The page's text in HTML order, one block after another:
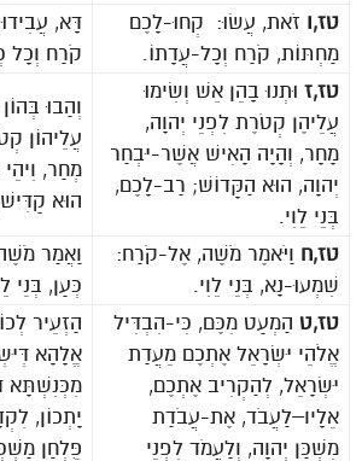
טז,ו זֹאת, עֲשׂוּ: קְחוּ-לָכֶם
מַחְתּוֹת, קֹרַח וְכָל-עֲדָתוֹ.
דָּא,
קֹרַח וְכָל
טז,ז וּתְנוּ בָהֵן אֵשׁ וְשִׂימוּ
עֲלֵיהֶן קְטֹרֶת לִפְנֵי יְהוָה,
מָחָר, וְהָיָה הָאִישׁ אֲשֶׁר-יִבְחַר
יְהוָה, הוּא הַקָּדוֹשׁ; רַב-לָכֶם,
בְּנֵי לֵוִי.
וְהַבוּ
עֲלֵיהוֹן
מְחַר,
הוּא
טז,ח וַיֹּאמֶר מֹשֶׁה, אֶל-קֹרַח:
שִׁמְעוּ-נָא, בְּנֵי לֵוִי.
וַאֲמַר
כְּעַן, בְּנֵי
טז,ט הַמְעַט מִכֶּם, כִּי-הִבְדִּיל
אֱלֹהֵי יִשְׂרָאֵל אֶתְכֶם מֵעֲדַת
יִשְׂרָאֵל, לְהַקְרִיב אֶתְכֶם,
אֵלָיו–לַעֲבֹד, אֶת-עֲבֹדַת
מִשְׁכַּן יְהוָה, וְלַעֲמֹד לִפְנֵי
הַזְעֵיר
אֱלָהָא
מִכְּנִשְׁתָּא
יָתְכוֹן,
פֻּלְחַן